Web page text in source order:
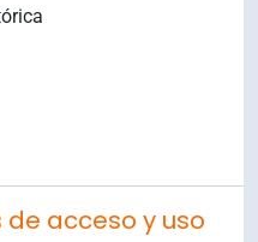
acceso y uso